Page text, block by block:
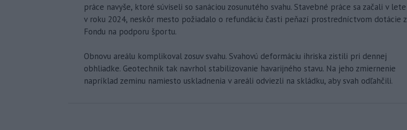
práce navyše, ktoré súviseli so sanáciou zosunutého svahu. Stavebné práce sa začali v lete
v roku 2024, neskôr mesto požiadalo o refundáciu časti peňazí prostredníctvom dotácie z
Fondu na podporu športu.
Obnovu areálu komplikoval zosuv svahu. Svahovú deformáciu ihriska zistili pri dennej
obhliadke. Geotechnik tak navrhol stabilizovanie havarijného stavu. Na jeho zmiernenie
napríklad zeminu namiesto uskladnenia v areáli odviezli na skládku, aby svah odľahčili.